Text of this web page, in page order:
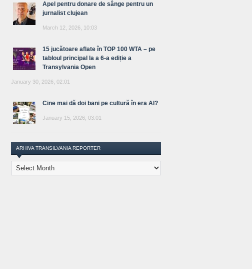
Apel pentru donare de sânge pentru un
jurnalist clujean
March 12, 2026, 10:03
15 jucătoare aflate în TOP 100 WTA – pe
tabloul principal la a 6-a ediție a
Transylvania Open
January 30, 2026, 02:01
Cine mai dă doi bani pe cultură în era AI?
January 15, 2026, 03:01
ARHIVA TRANSILVANIA REPORTER
Arhiva
Transilvania